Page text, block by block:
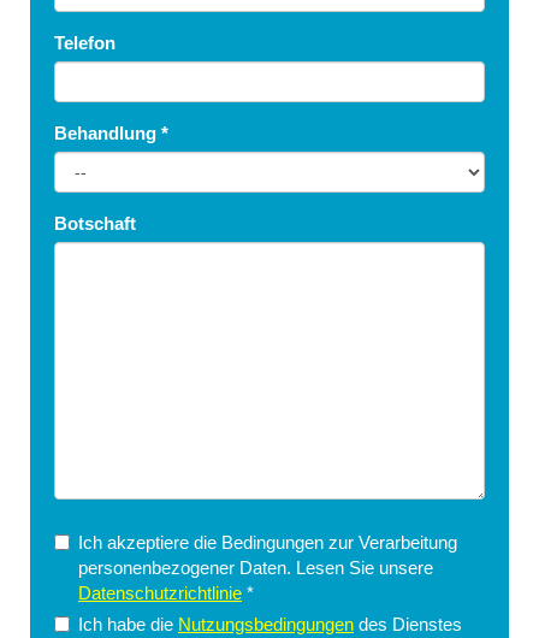
Telefon
Behandlung *
Botschaft
Ich akzeptiere die Bedingungen zur Verarbeitung
personenbezogener Daten. Lesen Sie unsere
Datenschutzrichtlinie *
Ich habe die Nutzungsbedingungen des Dienstes